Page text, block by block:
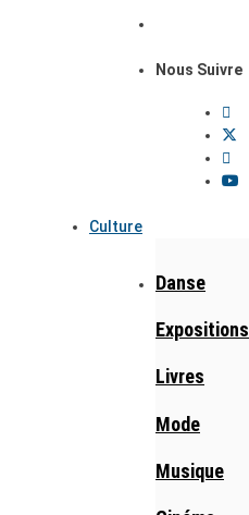
Nous Suivre
Culture
Danse
Expositions
Livres
Mode
Musique